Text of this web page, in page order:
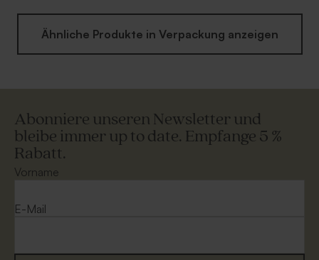
Ähnliche Produkte in Verpackung anzeigen
Abonniere unseren Newsletter und
bleibe immer up to date. Empfange 5 %
Rabatt.
Vorname
E-Mail